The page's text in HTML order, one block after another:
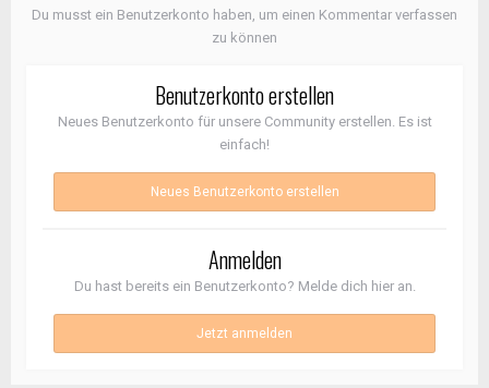
Du musst ein Benutzerkonto haben, um einen Kommentar verfassen
zu können
Benutzerkonto erstellen
Neues Benutzerkonto für unsere Community erstellen. Es ist
einfach!
Neues Benutzerkonto erstellen
Anmelden
Du hast bereits ein Benutzerkonto? Melde dich hier an.
Jetzt anmelden